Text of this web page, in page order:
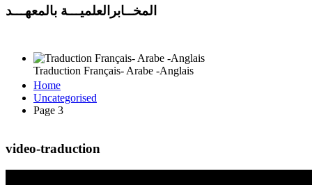
Traduction Français- Arabe -Anglais
المخــابرالعلميـــة بالمعهـــد
Home
Uncategorised
Page 3
video-traduction